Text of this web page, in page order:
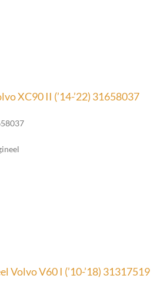
XC90 II (’14-’22) 31658037
Volvo V60 I (’10-’18) 31317519